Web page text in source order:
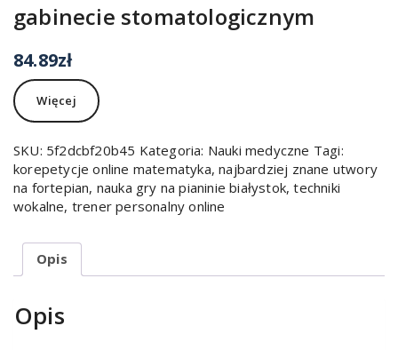
gabinecie stomatologicznym
84.89zł
Więcej
SKU: 5f2dcbf20b45 Kategoria: Nauki medyczne Tagi:
korepetycje online matematyka,najbardziej znane utwory
na fortepian, nauka gry na pianinie białystok,techniki
wokalne, trener personalny online
Opis
Opis